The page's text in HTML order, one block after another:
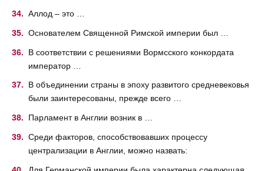
Аллод – это …
Основателем Священной Римской империи был …
В соответствии с решениями Вормсского конкордата
император …
В объединении страны в эпоху развитого средневековья
были заинтересованы, прежде всего …
Парламент в Англии возник в …
Среди факторов, способствовавших процессу
централизации в Англии, можно назвать: